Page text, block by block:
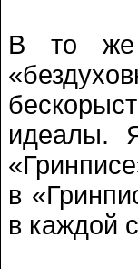
В то же
идеалы.
в
в каждой